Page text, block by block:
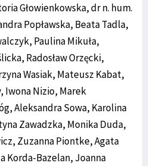
Głowienkowska, dr n. hum.
Popławska, Beata Tadla,
Paulina Mikuła,
Radosław Orzęcki,
Wasiak, Mateusz Kabat,
Iwona Nizio, Marek
Aleksandra Sowa, Karolina
Zawadzka, Monika Duda,
Zuzanna Piontke, Agata
Korda-Bazelan, Joanna